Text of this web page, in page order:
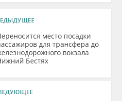
место посадки
для трансфера до
вокзала
Бестях